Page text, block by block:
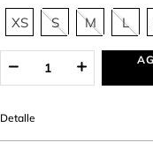
XS S M L
Detalle